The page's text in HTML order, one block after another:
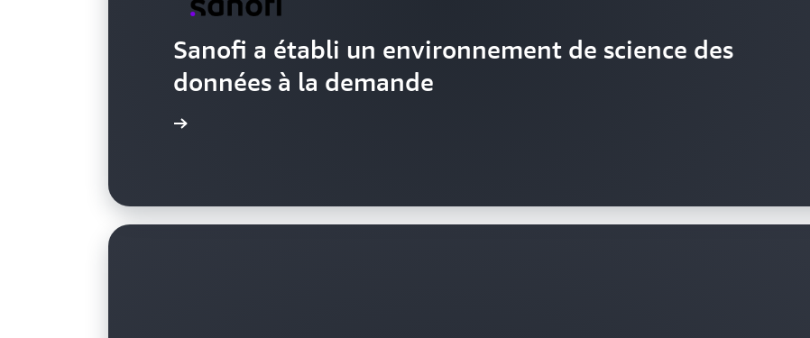
Sanofi a établi un environnement de science des
données à la demande